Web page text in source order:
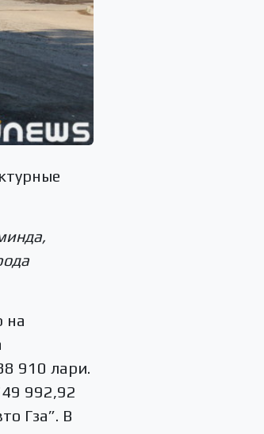
на
910 лари.
992,92
Гза”. В